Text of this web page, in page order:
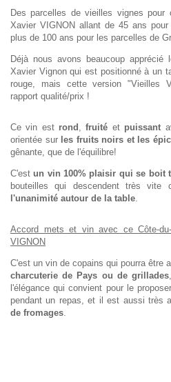
Des parcelles de vieilles vignes pour
Xavier VIGNON allant de 45 ans
plus de 100 ans pour les parcelles de
Déjà nous avons beaucoup apprécié
Xavier Vignon qui est positionné à un
rouge, mais cette version "Vieilles
rapport qualité/prix !
Ce vin est rond ,fruité et puissant
orientée sur les fruits noirs et les
gênante, que de l'équilibre!
C'estun vin 100% plaisir qui se boit
bouteilles qui descendent très vite
l'unanimité autour de la table
Accord mets et vin avec ce Côte-
VIGNON
C'est un vin de copains qui pourra être
charcuterie de Pays ou de grillades
l'élégance qui convient pour le
pendant un repas, et il est aussi très
de fromages